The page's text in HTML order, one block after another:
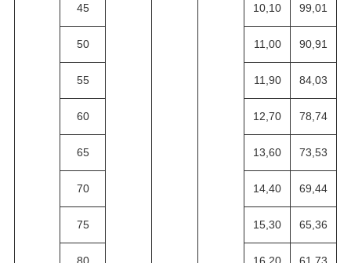
45 10,10 99,01
50 11,00 90,91
55 11,90 84,03
60 12,70 78,74
65 13,60 73,53
70 14,40 69,44
75 15,30 65,36
80 16,20 61,73